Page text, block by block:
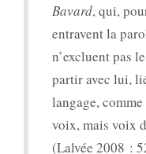
Bavard, qui,
entravent la
n’excluent pas
partir avec lui,
langage,
voix, mais voix
(Lalvée 2008 :